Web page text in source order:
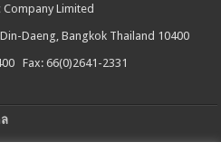
Company Limited
Daeng, Bangkok Thailand 10400
Fax: 66(0)2641-2331